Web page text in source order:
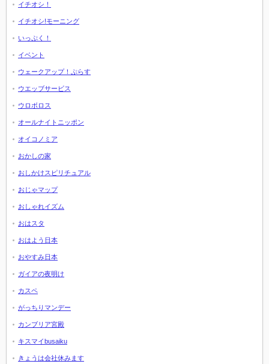
イチオシ！
イチオシ!モーニング
いっぷく！
イベント
ウェークアップ！ぷらす
ウエッブサービス
ウロボロス
オールナイトニッポン
オイコノミア
おかしの家
おしかけスピリチュアル
おじゃマップ
おしゃれイズム
おはスタ
おはよう日本
おやすみ日本
ガイアの夜明け
カスペ
がっちりマンデー
カンブリア宮殿
キスマイbusaiku
きょうは会社休みます